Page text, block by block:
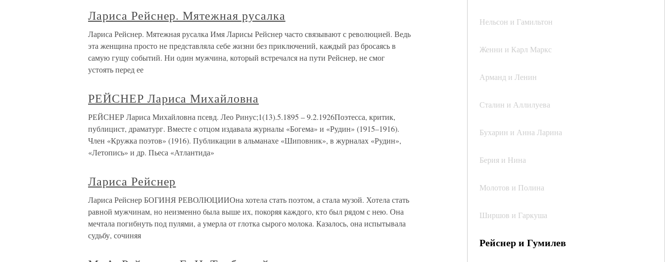
Нельсон и Гамильтон
Женни и Карл Маркс
Арманд и Ленин
Сталин и Аллилуева
Бухарин и Анна Ларина
Берия и Нина
Молотов и Полина
Ширшов и Гаркуша
Рейснер и Гумилев
Лариса Рейснер. Мятежная русалка
Лариса Рейснер. Мятежная русалка Имя Ларисы Рейснер часто связывают с революцией. Ведь
эта женщина просто не представляла себе жизни без приключений, каждый раз бросаясь в
самую гущу событий. Ни один мужчина, который встречался на пути Рейснер, не смог
устоять перед ее
РЕЙСНЕР Лариса Михайловна
РЕЙСНЕР Лариса Михайловна псевд. Лео Ринус;1(13).5.1895 – 9.2.1926Поэтесса, критик,
публицист, драматург. Вместе с отцом издавала журналы «Богема» и «Рудин» (1915–1916).
Член «Кружка поэтов» (1916). Публикации в альманахе «Шиповник», в журналах «Рудин»,
«Летопись» и др. Пьеса «Атлантида»
Лариса Рейснер
Лариса Рейснер БОГИНЯ РЕВОЛЮЦИИОна хотела стать поэтом, а стала музой. Хотела стать
равной мужчинам, но неизменно была выше их, покоряя каждого, кто был рядом с нею. Она
мечтала погибнуть под пулями, а умерла от глотка сырого молока. Казалось, она испытывала
судьбу, сочиняя